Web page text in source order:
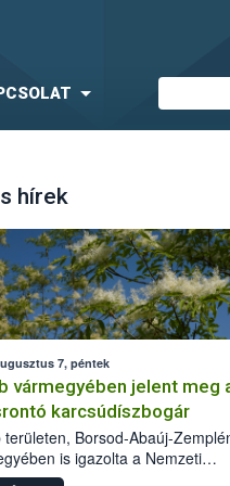
hírek
7, péntek
vármegyében jelent meg
karcsúdíszbogár
területen, Borsod-Abaúj-
is igazolta a Nemzeti
biztonsági Hivatal